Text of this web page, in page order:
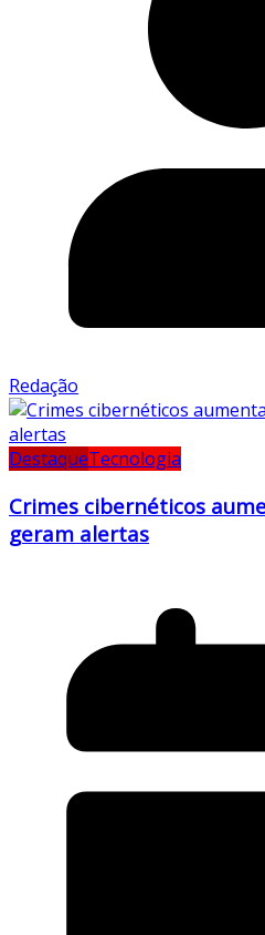
Redação
DestaqueTecnologia
Crimes cibernéticos
geram alertas